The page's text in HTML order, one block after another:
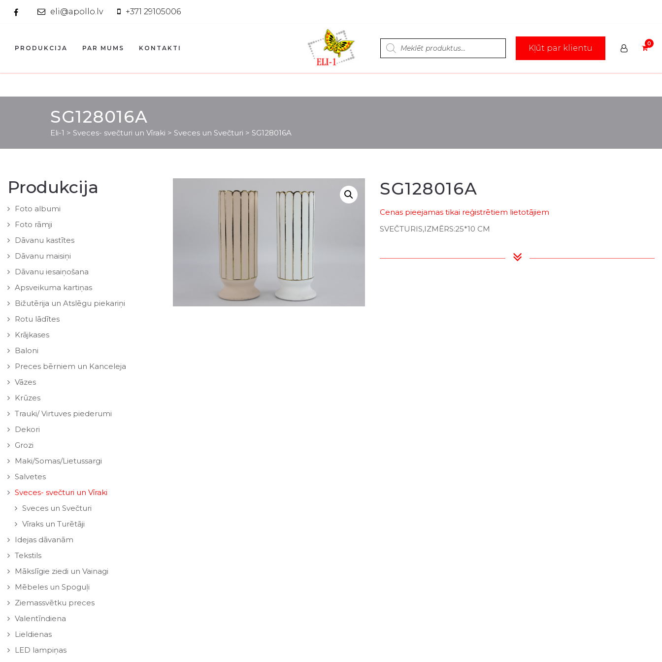
eli@apollo.lv +371 29105006
Products
search Kļūt par klientu
PRODUKCIJA PAR MUMS KONTAKTI
SG128016A
Eli-1 > Sveces- svečturi un Vīraki > Sveces un Svečturi > SG128016A
Produkcija
Foto albumi
Foto rāmji
Dāvanu kastītes
Dāvanu maisiņi
Dāvanu iesaiņošana
Apsveikuma kartiņas
Bižutērija un Atslēgu piekariņi
Rotu lādītes
Krājkases
Baloni
Preces bērniem un Kanceleja
Vāzes
Krūzes
Trauki/ Virtuves piederumi
Dekori
Grozi
Maki/Somas/Lietussargi
Salvetes
Sveces- svečturi un Vīraki
Sveces un Svečturi
Vīraks un Turētāji
Idejas dāvanām
Tekstils
Mākslīgie ziedi un Vainagi
Mēbeles un Spoguļi
Ziemassvētku preces
Valentīndiena
Lieldienas
LED lampiņas
SG128016A
Cenas pieejamas tikai reģistrētiem lietotājiem
SVEČTURIS,IZMĒRS:25*10 CM